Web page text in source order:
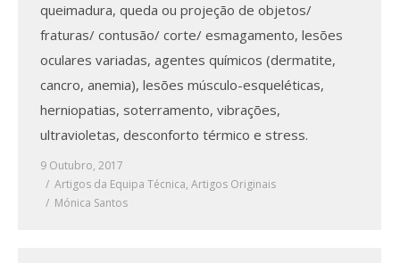
Congressos
Candidatura a revisor
Artigos recentes
Revistas previamente publicadas
Como publicitar na nossa revista
queimadura, queda ou projeção de objetos/
fraturas/ contusão/ corte/ esmagamento, lesões
oculares variadas, agentes químicos (dermatite,
cancro, anemia), lesões músculo-esqueléticas,
herniopatias, soterramento, vibrações,
ultravioletas, desconforto térmico e stress.
9 Outubro, 2017
Artigos da Equipa Técnica, Artigos Originais
Mónica Santos